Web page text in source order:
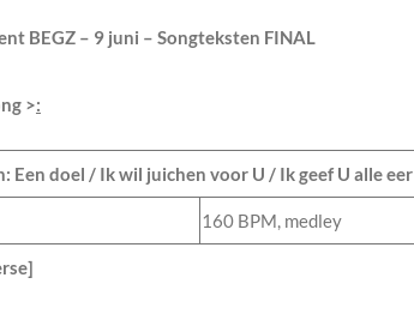
BEGZ – 9 juni – Songteksten FINAL
>:
Een doel / Ik wil juichen voor U / Ik geef U alle eer
160 BPM, medley